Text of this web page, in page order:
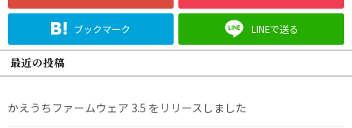
ブックマーク LINEで送る
最近の投稿
かえうちファームウェア 3.5 をリリースしました